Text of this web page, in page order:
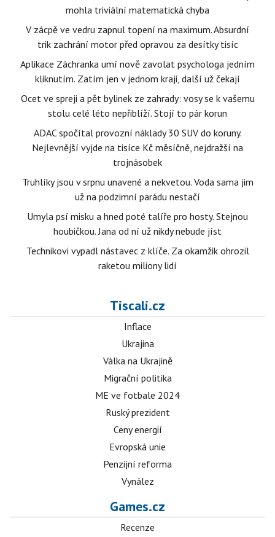
mohla triviální matematická chyba
V zácpě ve vedru zapnul topení na maximum. Absurdní
trik zachrání motor před opravou za desítky tisíc
Aplikace Záchranka umí nově zavolat psychologa jedním
kliknutím. Zatím jen v jednom kraji, další už čekají
Ocet ve spreji a pět bylinek ze zahrady: vosy se k vašemu
stolu celé léto nepřiblíží. Stojí to pár korun
ADAC spočítal provozní náklady 30 SUV do koruny.
Nejlevnější vyjde na tisíce Kč měsíčně, nejdražší na
trojnásobek
Truhlíky jsou v srpnu unavené a nekvetou. Voda sama jim
už na podzimní parádu nestačí
Umyla psí misku a hned poté talíře pro hosty. Stejnou
houbičkou. Jana od ní už nikdy nebude jíst
Technikovi vypadl nástavec z klíče. Za okamžik ohrozil
raketou miliony lidí
Tiscali.cz
Inflace
Ukrajina
Válka na Ukrajině
Migrační politika
ME ve fotbale 2024
Ruský prezident
Ceny energií
Evropská unie
Penzijní reforma
Vynález
Games.cz
Recenze